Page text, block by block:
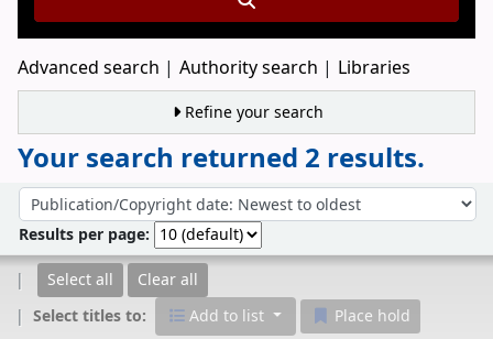
Advanced search Authority search Libraries
Refine your search
Your search returned 2 results.
Sort by:
Results per page:
Select all
Clear all
Select titles to:
Add to list Place hold